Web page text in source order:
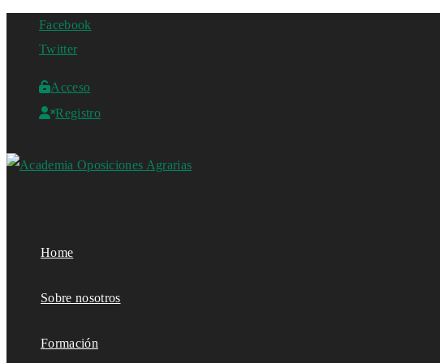
Facebook
Twitter
Acceso
Registro
Home
Sobre nosotros
Formación